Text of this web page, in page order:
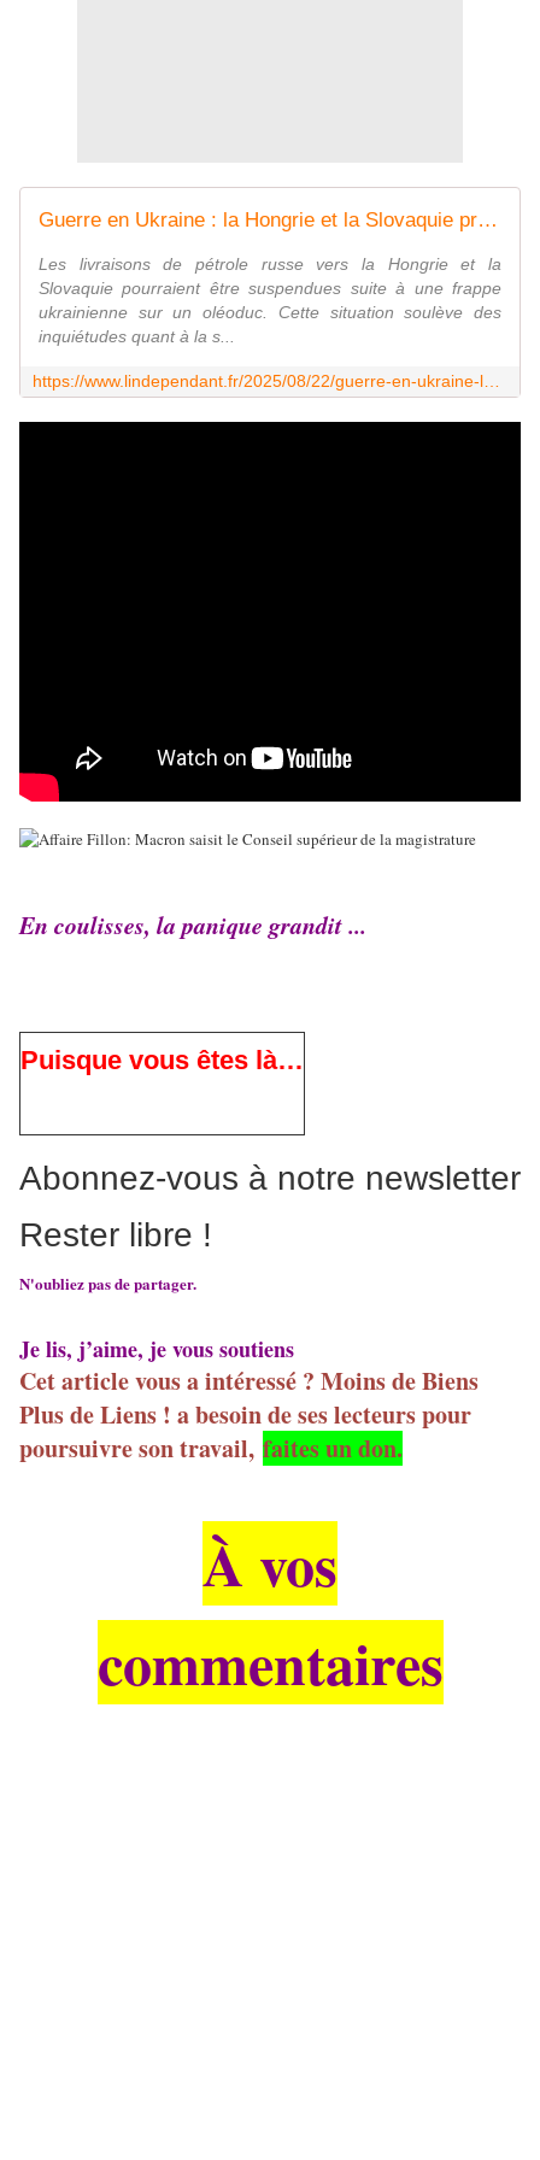
Guerre en Ukraine : la Hongrie et la Slovaquie privées de pétrole russe après une attaque ukrainienne sur un oléoduc
Les livraisons de pétrole russe vers la Hongrie et la
Slovaquie pourraient être suspendues suite à une frappe
ukrainienne sur un oléoduc. Cette situation soulève des
inquiétudes quant à la s...
En coulisses, la panique grandit ...
Puisque vous êtes là…
Abonnez-vous à notre newsletter
Rester libre !
N'oubliez pas de partager.
Je lis, j’aime, je vous soutiens
Cet article vous a intéressé ? Moins de Biens
Plus de Liens ! a besoin de ses lecteurs pour
poursuivre son travail, faites un don.
À vos
commentaires